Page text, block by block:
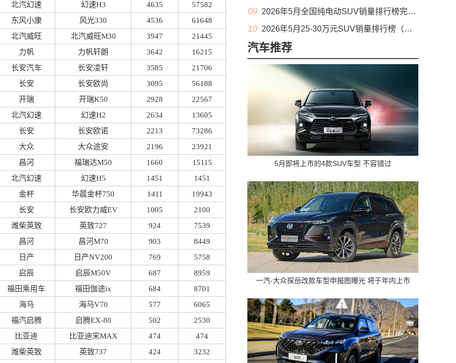
北汽幻速
幻速H3 4635
57582
东风小康
风光330 4536
61648
北汽威旺
北汽威旺M30 3947
21445
力帆
力帆轩朗 3642
16215
长安汽车
长安凌轩 3585
21706
长安
长安欧尚 3095
56188
开瑞
开瑞K50 2928
22567
北汽幻速
幻速H2 2634
13605
长安
长安欧诺 2213
73286
大众
大众途安 2196
23921
昌河
福瑞达M50 1660
15115
北汽幻速
幻速H5 1451
1451
金杯
华晨金杯750 1411
19943
长安
长安欧力威EV 1005
2100
潍柴英致
英致727 924
7539
昌河
昌河M70 903
8449
日产
日产NV200 769
5758
启辰
启辰M50V 687
8959
福田乘用车
福田伽途ix 684
8701
海马
海马V70 577
6065
福汽启腾
启腾EX-80 502
2530
比亚迪
比亚迪宋MAX 474
474
潍柴英致
英致737 424
3232
09 2026年5月全国纯电动SUV销量排行榜完整版(零售量
10 2026年5月25-30万元SUV销量排行榜（零售量）
汽车推荐
5月即将上市的4款SUV车型 不容错过
一汽-大众探岳改款车型申报图曝光 将于年内上市